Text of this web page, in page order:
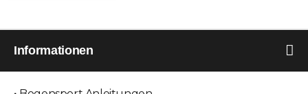
Informationen